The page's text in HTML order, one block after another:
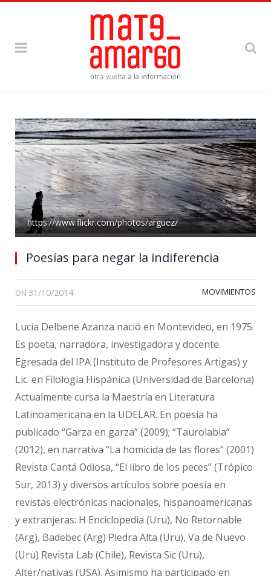
https://www.flickr.com/photos/arguez/
Poesías para negar la indiferencia
ON 31/10/2014 MOVIMIENTOS
Lucía Delbene Azanza nació en Montevideo, en 1975.
Es poeta, narradora, investigadora y docente.
Egresada del IPA (Instituto de Profesores Artigas) y
Lic. en Filología Hispánica (Universidad de Barcelona)
Actualmente cursa la Maestría en Literatura
Latinoamericana en la UDELAR. En poesía ha
publicado “Garza en garza” (2009); “Taurolabia”
(2012), en narrativa “La homicida de las flores” (2001)
Revista Cantá Odiosa, “El libro de los peces” (Trópico
Sur, 2013) y diversos artículos sobre poesía en
revistas electrónicas nacionales, hispanoamericanas
y extranjeras: H Enciclopedia (Uru), No Retornable
(Arg), Badebec (Arg) Piedra Alta (Uru), Va de Nuevo
(Uru) Revista Lab (Chile), Revista Sic (Uru),
Alter/nativas (USA). Asimismo ha participado en